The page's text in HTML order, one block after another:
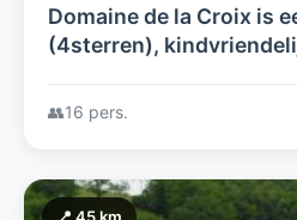
Domaine de la Croix is
(4sterren),
jacuzzi voor maximaal
👥16 pers.